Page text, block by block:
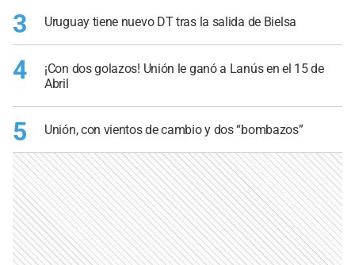
3 Uruguay tiene nuevo DT tras la salida de Bielsa
4
¡Con dos golazos! Unión le ganó a Lanús en el 15 de
Abril
5 Unión, con vientos de cambio y dos “bombazos”